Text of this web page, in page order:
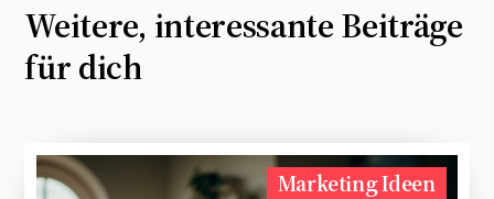
Weitere, interessante Beiträge
für dich
Marketing Ideen